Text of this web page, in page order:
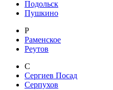
Подольск
Пушкино
Р
Раменское
Реутов
С
Сергиев Посад
Серпухов